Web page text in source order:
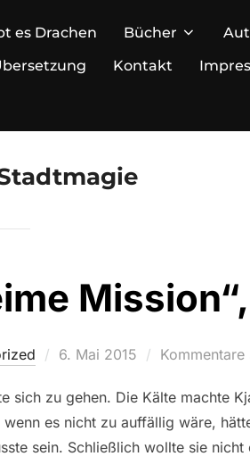
es Drachen Bücher
Kontakt
Veröffentlicht
6. Mai 2015
zu gehen. Die Kälte machte
es nicht zu auffällig wäre,
sein. Schließlich wollte sie